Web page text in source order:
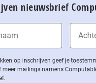
nieuwsbrief
op inschrijven geef je
meer mailings namens